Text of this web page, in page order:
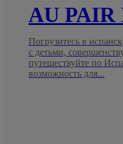
AU PAIR
Погрузитесь в
с детьми,
путешествуйте по
возможность для...